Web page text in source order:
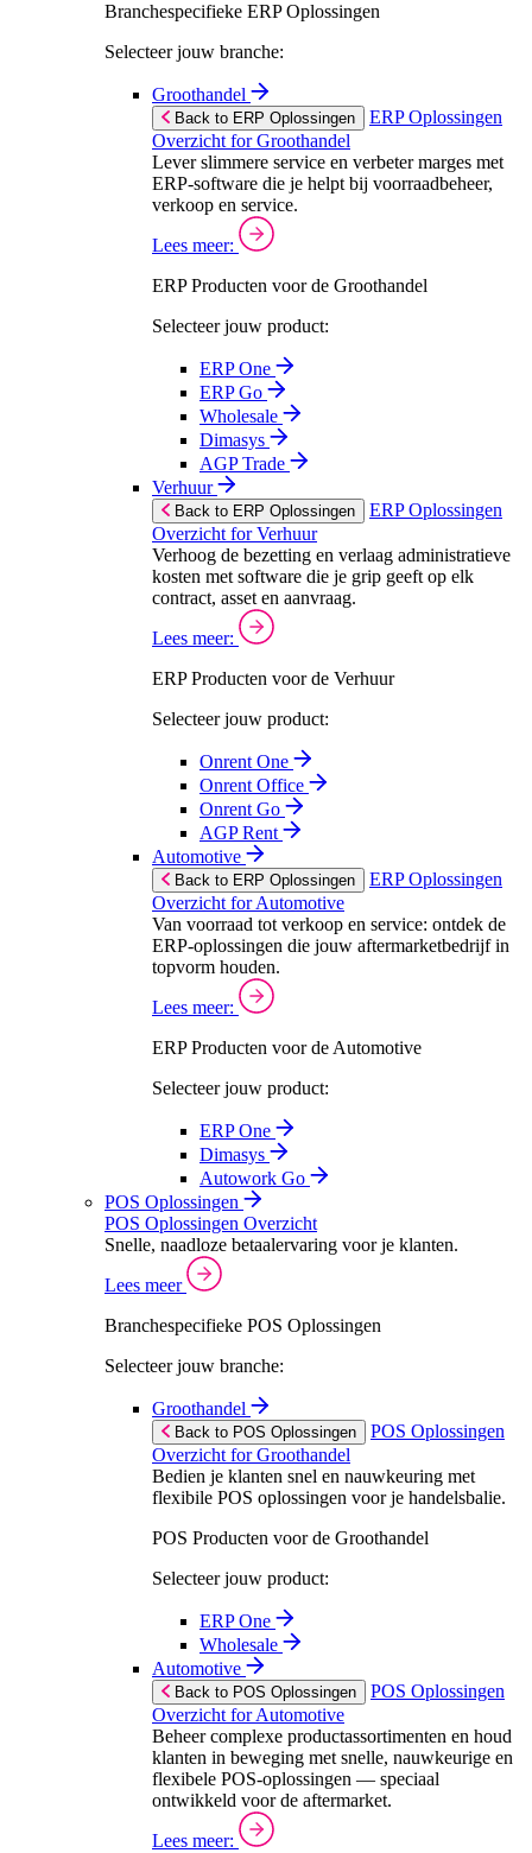
Branchespecifieke ERP Oplossingen
Selecteer jouw branche:
Groothandel
Back to ERP Oplossingen
ERP Oplossingen
Overzicht for Groothandel
Lever slimmere service en verbeter marges met
ERP-software die je helpt bij voorraadbeheer,
verkoop en service.
Lees meer:
ERP Producten voor de Groothandel
Selecteer jouw product:
ERP One
ERP Go
Wholesale
Dimasys
AGP Trade
Verhuur
Back to ERP Oplossingen
ERP Oplossingen
Overzicht for Verhuur
Verhoog de bezetting en verlaag administratieve
kosten met software die je grip geeft op elk
contract, asset en aanvraag.
Lees meer:
ERP Producten voor de Verhuur
Selecteer jouw product:
Onrent One
Onrent Office
Onrent Go
AGP Rent
Automotive
Back to ERP Oplossingen
ERP Oplossingen
Overzicht for Automotive
Van voorraad tot verkoop en service: ontdek de
ERP-oplossingen die jouw aftermarketbedrijf in
topvorm houden.
Lees meer:
ERP Producten voor de Automotive
Selecteer jouw product:
ERP One
Dimasys
Autowork Go
POS Oplossingen
POS Oplossingen Overzicht
Snelle, naadloze betaalervaring voor je klanten.
Lees meer
Branchespecifieke POS Oplossingen
Selecteer jouw branche:
Groothandel
Back to POS Oplossingen
POS Oplossingen
Overzicht for Groothandel
Bedien je klanten snel en nauwkeuring met
flexibile POS oplossingen voor je handelsbalie.
POS Producten voor de Groothandel
Selecteer jouw product:
ERP One
Wholesale
Automotive
Back to POS Oplossingen
POS Oplossingen
Overzicht for Automotive
Beheer complexe productassortimenten en houd
klanten in beweging met snelle, nauwkeurige en
flexibele POS-oplossingen — speciaal
ontwikkeld voor de aftermarket.
Lees meer: